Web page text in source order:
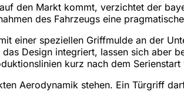
den Markt kommt, verzichtet der
des Fahrzeugs eine
einer speziellen Griffmulde an der
Design integriert, lassen sich aber
kurz nach dem
Aerodynamik stehen. Ein Türgriff